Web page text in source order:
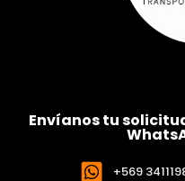
Envíanos tu
+569